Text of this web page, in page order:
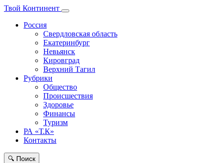
Твой Континент
Россия
Свердловская область
Екатеринбург
Невьянск
Кировград
Верхний Тагил
Рубрики
Общество
Происшествия
Здоровье
Финансы
Туризм
РА «Т.К»
Контакты
🔍 Поиск